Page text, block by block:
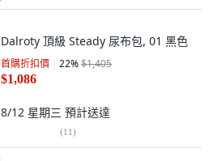
Dalroty 頂級 Steady 尿布包, 01 黑色
首購折扣價 22%$1,405
$1,086
8/12 星期三 預計送達
(11)